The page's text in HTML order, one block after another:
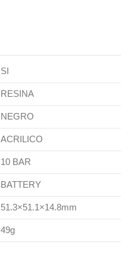
SI
RESINA
NEGRO
ACRILICO
10 BAR
BATTERY
51.3×51.1×14.8mm
49g